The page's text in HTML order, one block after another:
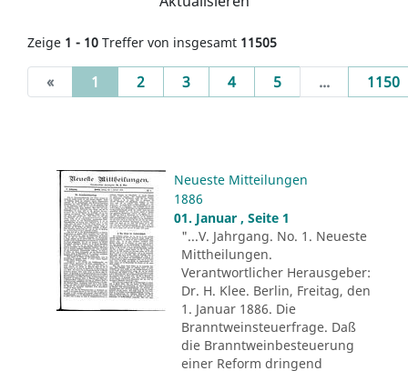
Zeige 1 - 10 Treffer von insgesamt 11505
« 1 (current)
2 3 4 5 ... 1150
Neueste Mitteilungen
1886
01. Januar , Seite 1
"...V. Jahrgang. No. 1. Neueste
Mittheilungen.
Verantwortlicher Herausgeber:
Dr. H. Klee. Berlin, Freitag, den
1. Januar 1886. Die
Branntweinsteuerfrage. Daß
die Branntweinbesteuerung
einer Reform dringend